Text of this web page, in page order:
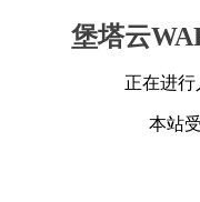
堡塔云
正在进
本站